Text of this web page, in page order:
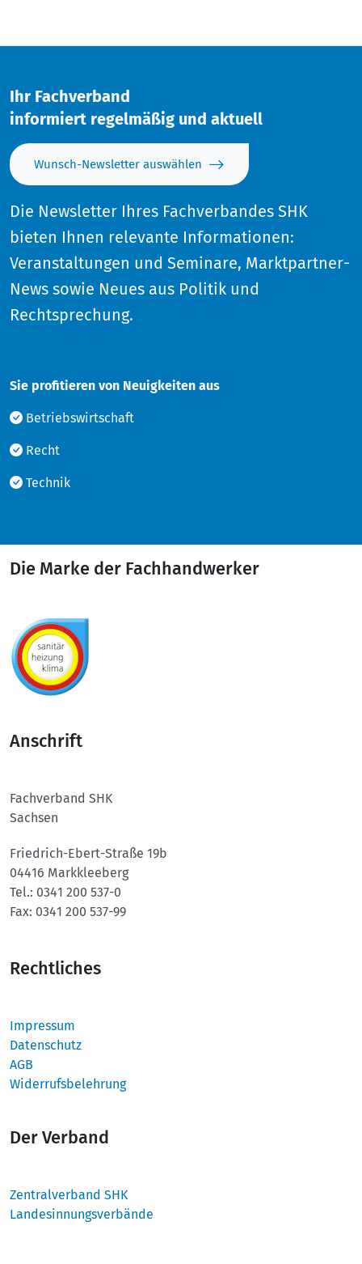
Ihr Fachverband
informiert regelmäßig und aktuell
Wunsch-Newsletter auswählen
Die Newsletter Ihres Fachverbandes SHK
bieten Ihnen relevante Informationen:
Veranstaltungen und Seminare, Marktpartner-
News sowie Neues aus Politik und
Rechtsprechung.
Sie profitieren von Neuigkeiten aus
Betriebswirtschaft
Recht
Technik
Die Marke der Fachhandwerker
Anschrift
Fachverband SHK
Sachsen
Friedrich-Ebert-Straße 19b
04416 Markkleeberg
Tel.: 0341 200 537-0
Fax: 0341 200 537-99
Rechtliches
Impressum
Datenschutz
AGB
Widerrufsbelehrung
Der Verband
Zentralverband SHK
Landesinnungsverbände